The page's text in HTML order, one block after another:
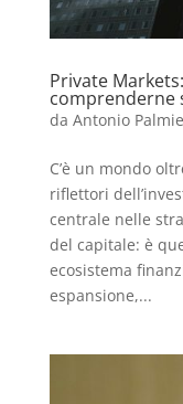
Private
comprenderne
da Antonio
C’è un mondo
riflettori
centrale nelle
del capitale: è
ecosistema
espansione,...